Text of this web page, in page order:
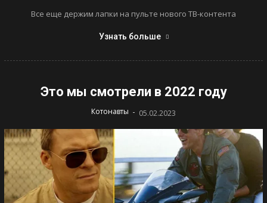
Все еще держим лапки на пульте нового ТВ-контента
Узнать больше
Это мы смотрели в 2022 году
Котонавты - 05.02.2023